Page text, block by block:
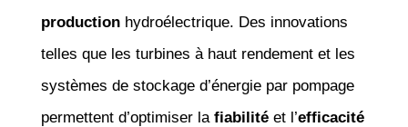
productionhydroélectrique. Des innovations
telles que les turbines à haut rendement et les
systèmes de stockage d’énergie par pompage
permettent d’optimiser la fiabilitéet l’efficacité